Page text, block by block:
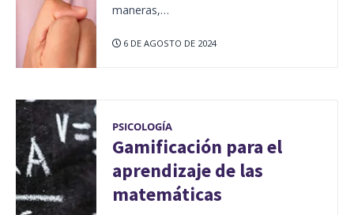
maneras,…
6 DE AGOSTO DE 2024
PSICOLOGÍA
Gamificación para el
aprendizaje de las
matemáticas